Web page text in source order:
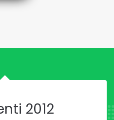
2012